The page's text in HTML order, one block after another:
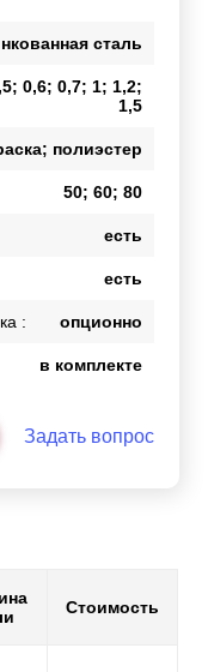
сталь
0,6; 0,7; 1; 1,2;
1,5
полиэстер
50; 60; 80
есть
есть
: опционно
в комплекте
Задать вопрос
Стоимость